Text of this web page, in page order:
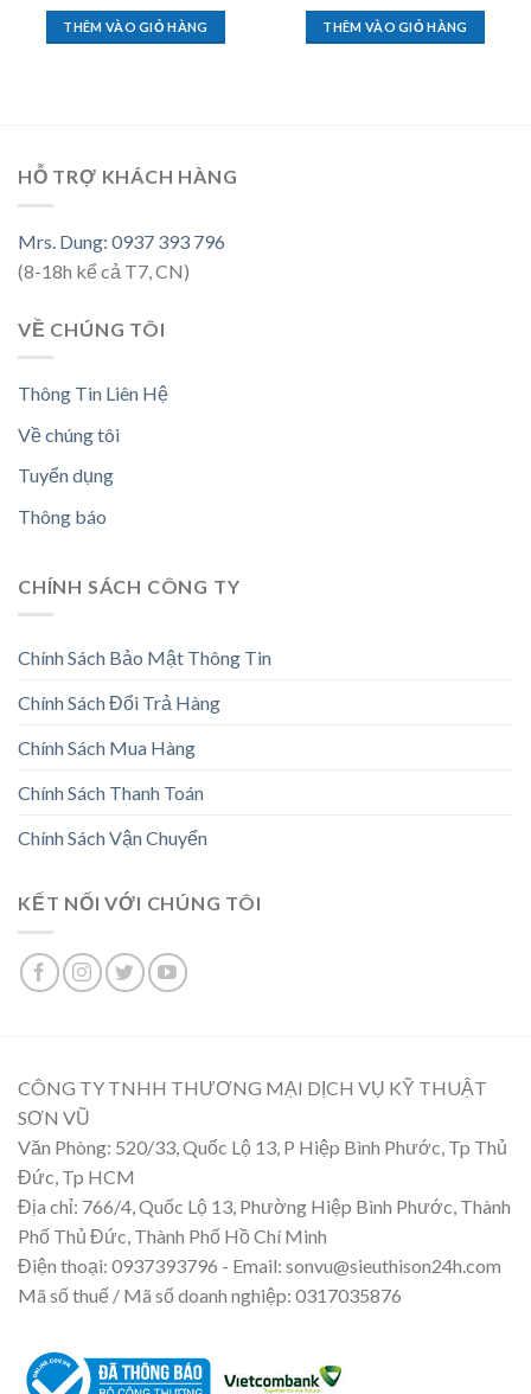
THÊM VÀO GIỎ HÀNG THÊM VÀO GIỎ HÀNG
HỖ TRỢ KHÁCH HÀNG
Mrs. Dung: 0937 393 796
(8-18h kể cả T7, CN)
VỀ CHÚNG TÔI
Thông Tin Liên Hệ
Về chúng tôi
Tuyển dụng
Thông báo
CHÍNH SÁCH CÔNG TY
Chính Sách Bảo Mật Thông Tin
Chính Sách Đổi Trả Hàng
Chính Sách Mua Hàng
Chính Sách Thanh Toán
Chính Sách Vận Chuyển
KẾT NỐI VỚI CHÚNG TÔI
CÔNG TY TNHH THƯƠNG MẠI DỊCH VỤ KỸ THUẬT
SƠN VŨ
Văn Phòng: 520/33, Quốc Lộ 13, P Hiệp Bình Phước, Tp Thủ
Đức, Tp HCM
Địa chỉ: 766/4, Quốc Lộ 13, Phường Hiệp Bình Phước, Thành
Phố Thủ Đức, Thành Phố Hồ Chí Minh
Điện thoại: 0937393796 - Email: sonvu@sieuthison24h.com
Mã số thuế / Mã số doanh nghiệp: 0317035876